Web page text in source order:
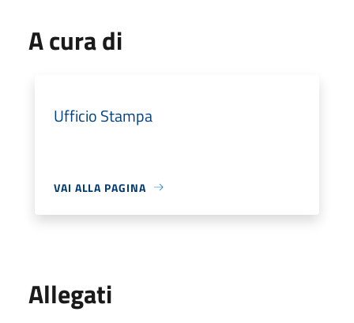
A cura di
Ufficio Stampa
VAI ALLA PAGINA
Allegati